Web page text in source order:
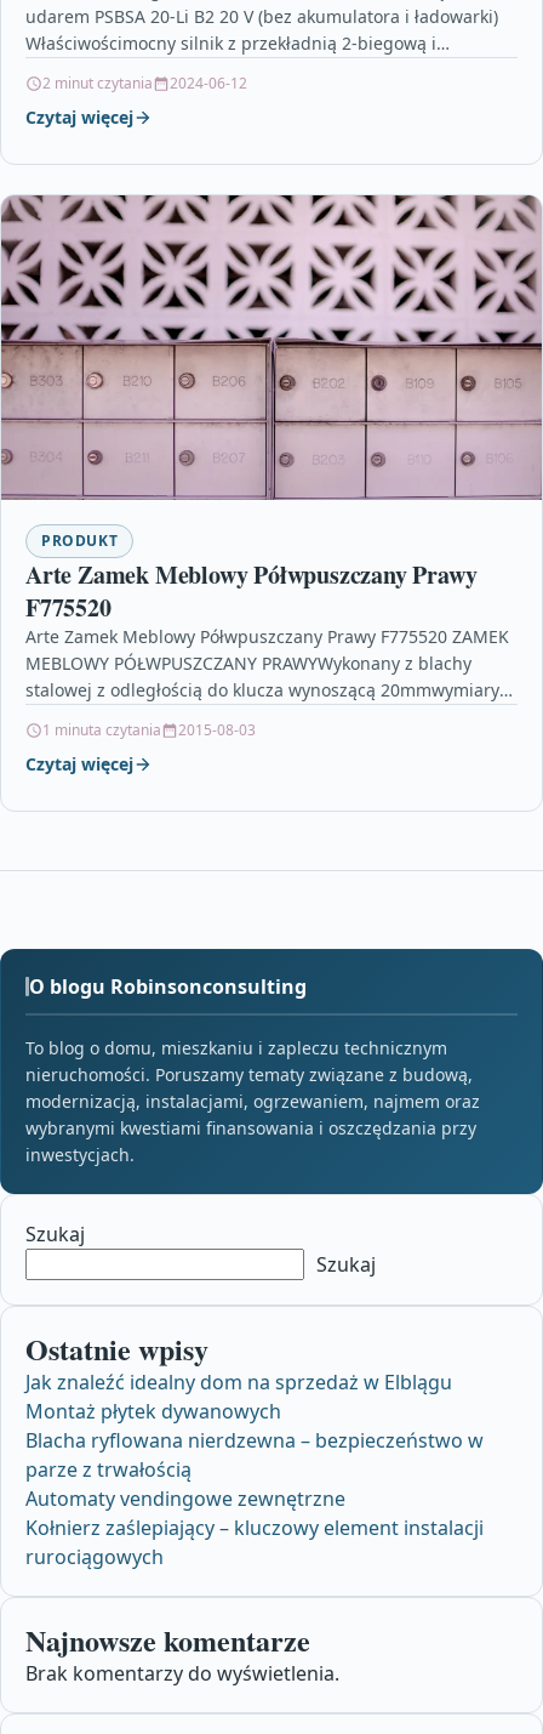
udarem PSBSA 20-Li B2 20 V (bez akumulatora i ładowarki)
Właściwościmocny silnik z przekładnią 2-biegową i
2 minut czytania 2024-06-12
Czytaj więcej
PRODUKT
Arte Zamek Meblowy Półwpuszczany Prawy
F775520
Arte Zamek Meblowy Półwpuszczany Prawy F775520 ZAMEK
MEBLOWY PÓŁWPUSZCZANY PRAWYWykonany z blachy
stalowej z odległością do klucza wynoszącą 20mmwymiary
1 minuta czytania 2015-08-03
Czytaj więcej
O blogu Robinsonconsulting
To blog o domu, mieszkaniu i zapleczu technicznym
nieruchomości. Poruszamy tematy związane z budową,
modernizacją, instalacjami, ogrzewaniem, najmem oraz
wybranymi kwestiami finansowania i oszczędzania przy
inwestycjach.
Szukaj
Szukaj
Ostatnie wpisy
Jak znaleźć idealny dom na sprzedaż w Elblągu
Montaż płytek dywanowych
Blacha ryflowana nierdzewna – bezpieczeństwo w
parze z trwałością
Automaty vendingowe zewnętrzne
Kołnierz zaślepiający – kluczowy element instalacji
rurociągowych
Najnowsze komentarze
Brak komentarzy do wyświetlenia.